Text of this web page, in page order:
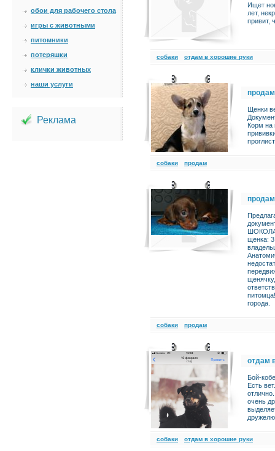
обои для рабочего стола
игры с животными
питомники
потеряшки
клички животных
наши услуги
Реклама
Ищет
лет,
привит,
cобаки отдам в хорошие руки
продам
Щенки
Корм на
cобаки продам
продам
щенка: 3
города.
cобаки продам
отдам
Бой-
Есть
очень
cобаки отдам в хорошие руки